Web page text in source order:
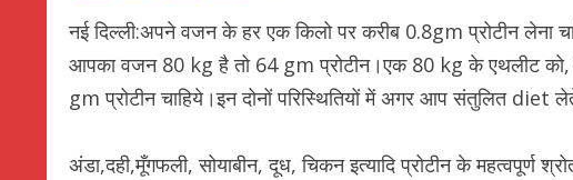
नई दिल्ली:अपने वजन के हर एक किलो पर करीब 0.8gm प्रोटीन लेना
आपका वजन 80 kg है तो 64 gm प्रोटीन।एक 80 kg के एथलीट को,
gm प्रोटीन चाहिये।इन दोनों परिस्थितियों में अगर आप संतुलित diet
अंडा,दही,मूँगफली, सोयाबीन, दूध, चिकन इत्यादि प्रोटीन के महत्वपूर्ण